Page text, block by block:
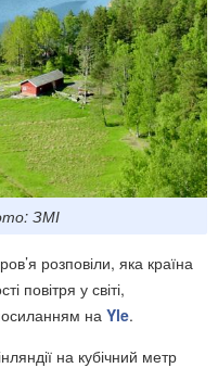
ЗМІ
розповіли, яка країна
повітря у світі,
на Yle.
на кубічний метр